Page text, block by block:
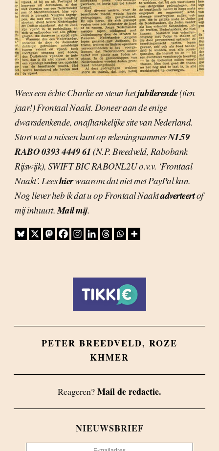
Wees een échte Charlie en steun hetjubilerende(tien
jaar!) Frontaal Naakt. Doneer aan de enige
dwarsdenkende, onafhankelijke site van Nederland.
Stort wat u missen kunt op rekeningnummerNL59
RABO 0393 4449 61 (N.P. Breedveld, Rabobank
Rijswijk), SWIFT BIC RABONL2U o.v.v. ‘Frontaal
Naakt’. Leeshierwaarom dat niet met PayPal kan.
Nog liever heb ik dat u op Frontaal Naaktadverteertof
mij inhuurt.Mail mij.
PETER BREEDVELD, ROZE
KHMER
Reageren? Mail de redactie.
NIEUWSBRIEF